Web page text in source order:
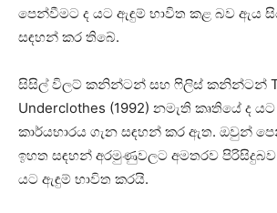
පෙන්වීමට ද යට ඇඳුම් භාවිත කළ බව ඇය
සඳහන් කර තිබේ.
සිසිල් විලට් කනින්ටන් සහ ෆිලිස් කනින්ටන්
Underclothes (1992) නමැති කෘතියේ ද
කාර්යභාරය ගැන සඳහන් කර ඇත. ඔවුන්
ඉහත සඳහන් අරමුණුවලට අමතරව පිරිසිදුබව
යට ඇඳුම් භාවිත කරයි.